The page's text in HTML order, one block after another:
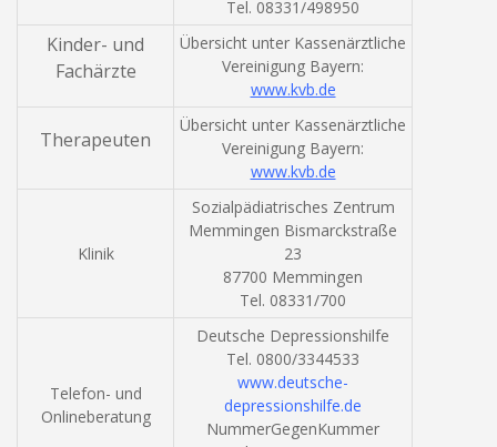
Tel. 08331/498950
Kinder- und
Fachärzte
Übersicht unter Kassenärztliche
Vereinigung Bayern:
www.kvb.de
Therapeuten
Übersicht unter Kassenärztliche
Vereinigung Bayern:
www.kvb.de
Klinik
Sozialpädiatrisches Zentrum
Memmingen Bismarckstraße
23
87700 Memmingen
Tel. 08331/700
Telefon- und
Onlineberatung
Deutsche Depressionshilfe
Tel. 0800/3344533
www.deutsche-
depressionshilfe.de
NummerGegenKummer